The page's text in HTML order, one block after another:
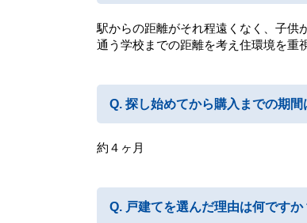
駅からの距離がそれ程遠くなく、子供
通う学校までの距離を考え住環境を重
探し始めてから購入までの期
約４ヶ月
戸建てを選んだ理由は何ですか